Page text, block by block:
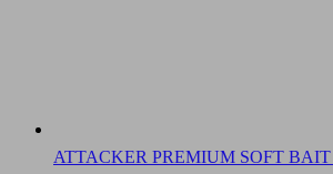
ATTACKER PREMIUM SOFT BAIT